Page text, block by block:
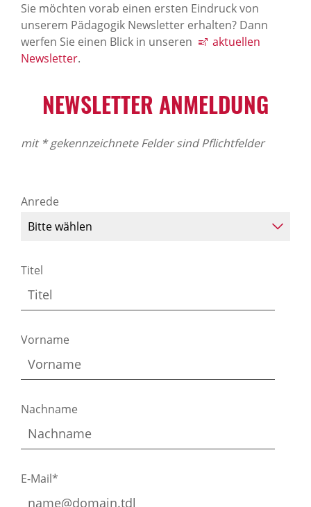
Sie möchten vorab einen ersten Eindruck von
unserem Pädagogik Newsletter erhalten? Dann
werfen Sie einen Blick in unseren
aktuellen
Newsletter.
NEWSLETTER ANMELDUNG
mit * gekennzeichnete Felder sind Pflichtfelder
Anrede
Titel
Vorname
Nachname
E-Mail*